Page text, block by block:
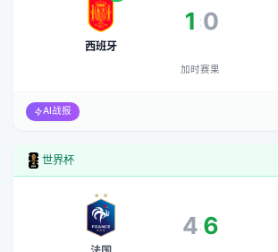
西班牙
1 :0
加时赛果
加时赛果
AI战报
世界杯
4:6